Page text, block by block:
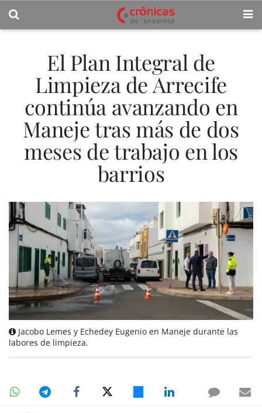
El Plan Integral de
Limpieza de Arrecife
continúa avanzando en
Maneje tras más de dos
meses de trabajo en los
barrios
Jacobo Lemes y Echedey Eugenio en Maneje durante las
labores de limpieza.